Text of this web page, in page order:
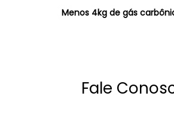
Menos 4kg de gás
Fale